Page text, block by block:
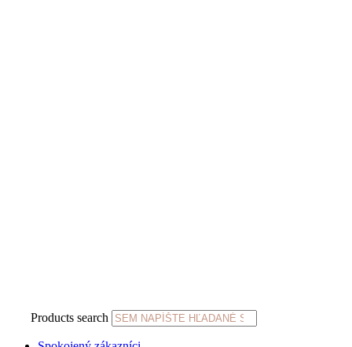
Products search